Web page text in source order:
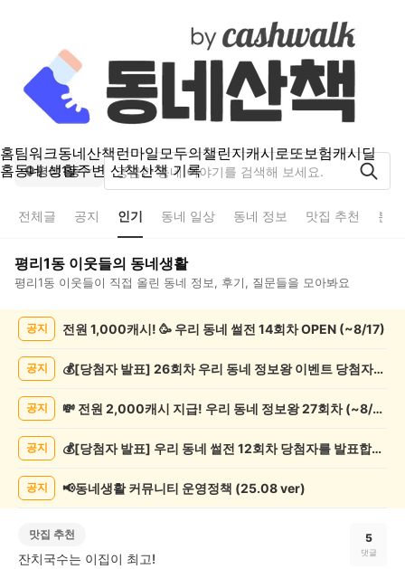
홈팀워크동네산책런마일모두의챌린지캐시로또보험캐시딜
홈동네 생활주변 산책산책 기록
평리1동
전체글 공지 인기 동네 일상 동네 정보 맛집 추천 분
평리1동 이웃들의 동네생활
평리1동 이웃들이 직접 올린 동네 정보, 후기, 질문들을 모아봐요
록
공지 전원 1,000캐시! 🥳 우리 동네 썰전 14회차 OPEN (~8/17)
공지 💰[당첨자 발표] 26회차 우리 동네 정보왕 이벤트 당첨자를 발표합니다!
공지 💸 전원 2,000캐시 지급! 우리 동네 정보왕 27회차 (~8/10)
공지 💰[당첨자 발표] 우리 동네 썰전 12회차 당첨자를 발표합니다!
공지 📢동네생활 커뮤니티 운영정책 (25.08 ver)
맛집 추천
잔치국수는 이집이 최고!
5
댓글